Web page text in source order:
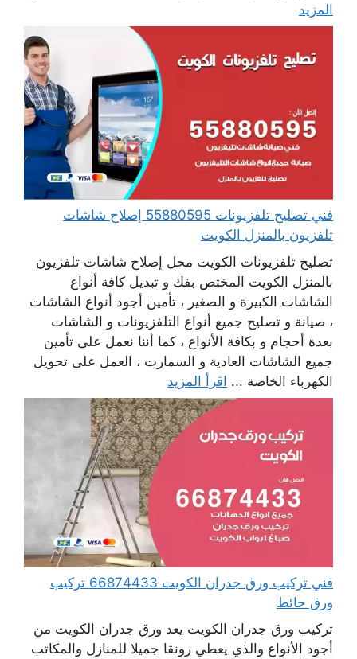
المزيد
فني تصليح تلفزيونات 55880595 إصلاح شاشات
تلفزيون بالمنزل الكويت
تصليح تلفزيونات الكويت محل إصلاح شاشات تلفزيون
بالمنزل الكويت المختص بفك و تبديل كافة أنواع
الشاشات الكبيرة و الصغير ، تأمين أجود أنواع الشاشات
، صيانة و تصليح جميع أنواع التلفزيونات و الشاشات
بعدة أحجام و بكافة الأنواع ، كما أننا نعمل على تأمين
جميع الشاشات العادية و السمارت ، العمل على تحويل
الكهرباء الخاصة ... اقرأ المزيد
فني تركيب ورق جدران الكويت 66874433 تركيب
ورق حائط
تركيب ورق جدران الكويت يعد ورق جدران الكويت من
أجود الأنواع والذي يعطي رونقا جميلا للمنازل والمكاتب